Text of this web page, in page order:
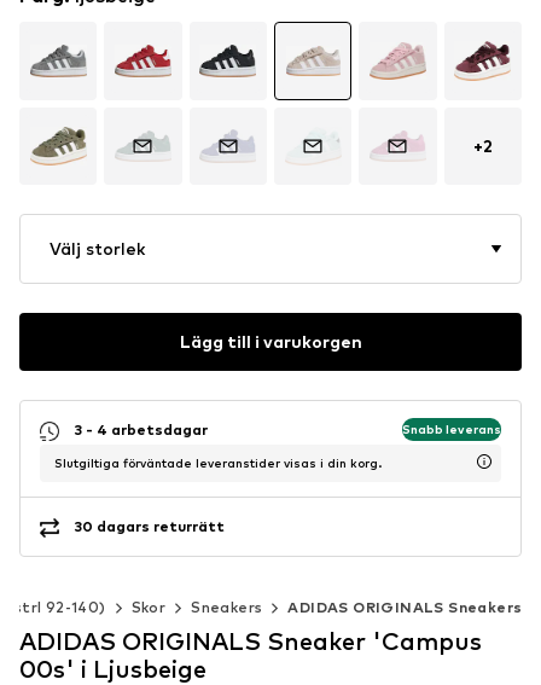
+2
Välj storlek
Lägg till i varukorgen
3 - 4 arbetsdagar Snabb leverans
Slutgiltiga förväntade leveranstider visas i din korg.
30 dagars returrätt
(strl 92-140) Skor Sneakers ADIDAS ORIGINALS Sneakers
ADIDAS ORIGINALS Sneaker 'Campus
00s' i Ljusbeige